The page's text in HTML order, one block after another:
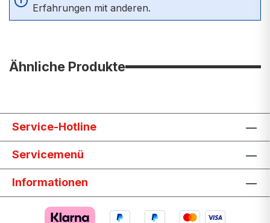
Erfahrungen mit anderen.
Ähnliche Produkte
Service-Hotline
Servicemenü
Informationen